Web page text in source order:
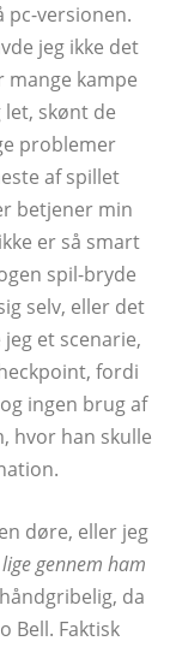
pc-versionen.
jeg ikke det
mange kampe
skønt de
problemer
af spillet
betjener min
er så smart
spil-bryde
selv, eller det
et scenarie,
fordi
ingen brug af
hvor han skulle
døre, eller jeg
gennem ham
da
Bell. Faktisk